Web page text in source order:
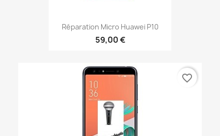
Réparation Micro Huawei P10
59,00 €
favorite_border